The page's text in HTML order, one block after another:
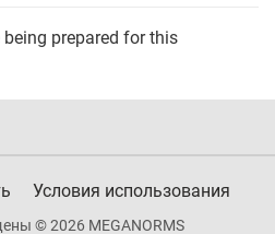
prepared for this
Условия использования
© 2026 MEGANORMS